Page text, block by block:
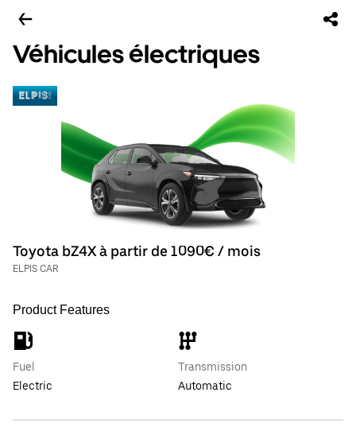
Véhicules électriques
Toyota bZ4X à partir de 1090€ / mois
ELPIS CAR
Product Features
Fuel
Electric
Transmission
Automatic